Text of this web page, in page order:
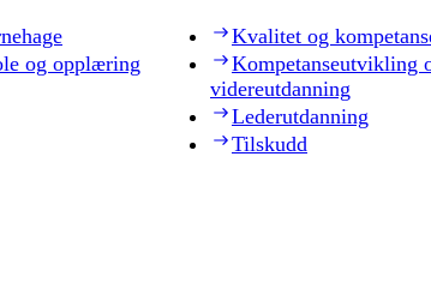
og opplæring
Kvalitet og
Kompetanseutvikling
videreutdanning
Lederutdanning
Tilskudd